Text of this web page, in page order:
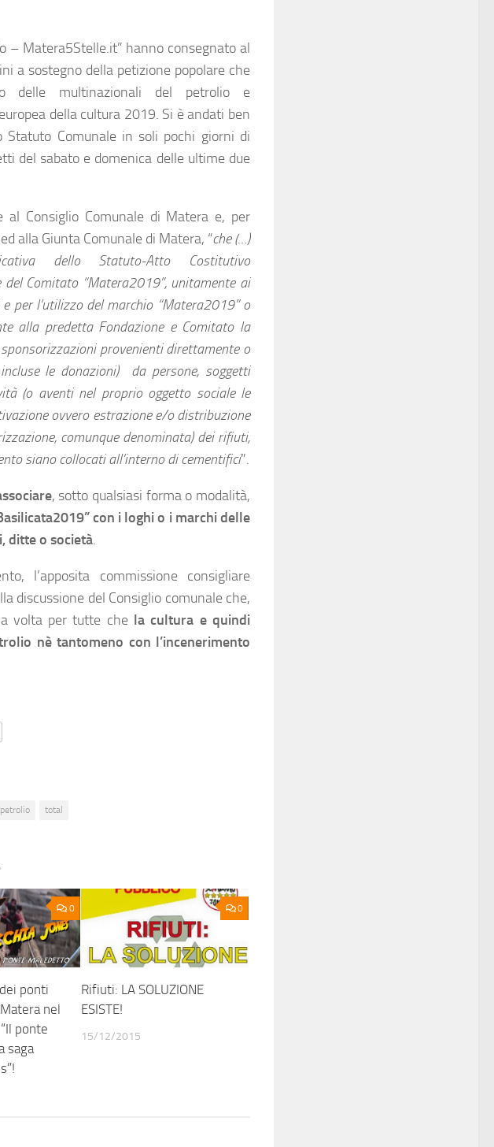
– Matera5Stelle.it” hanno consegnato al
a sostegno della petizione popolare che
delle multinazionali del petrolio e
della cultura 2019. Si è andati ben
Comunale in soli pochi giorni di
del sabato e domenica delle ultime due
al Consiglio Comunale di Matera e, per
alla Giunta Comunale di Matera, “che (…)
dello Statuto-Atto Costitutivo
Comitato “Matera2019”, unitamente ai
per l’utilizzo del marchio “Matera2019” o
alla predetta Fondazione e Comitato la
provenienti direttamente o
le donazioni) da persone, soggetti
(o aventi nel proprio oggetto sociale le
ovvero estrazione e/o distribuzione
comunque denominata) dei rifiuti,
siano collocati all’interno di cementifici”.
, sotto qualsiasi forma o modalità,
con i loghi o i marchi delle
ditte o società.
l’apposita commissione consigliare
discussione del Consiglio comunale che,
volta per tutte che la cultura e quindi
nè tantomeno con l’incenerimento
petrolio total
0
ponti
nel
ponte
saga
0
Rifiuti: LA SOLUZIONE
ESISTE!
15/12/2015